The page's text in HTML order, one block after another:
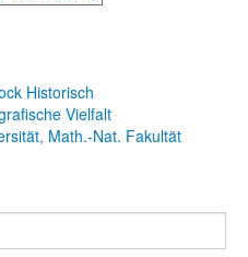
Historisch
Vielfalt
Math.-Nat. Fakultät